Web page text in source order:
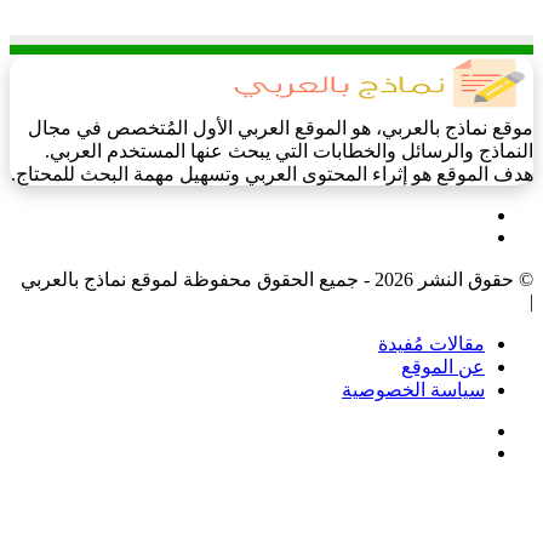
موقع نماذج بالعربي، هو الموقع العربي الأول المُتخصص في مجال
النماذج والرسائل والخطابات التي يبحث عنها المستخدم العربي.
هدف الموقع هو إثراء المحتوى العربي وتسهيل مهمة البحث للمحتاج.
© حقوق النشر 2026 - جميع الحقوق محفوظة لموقع نماذج بالعربي
|
مقالات مُفيدة
عن الموقع
سياسة الخصوصية